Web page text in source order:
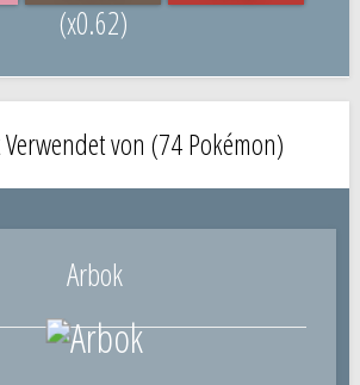
(x0.62)
von (74 Pokémon)
Arbok